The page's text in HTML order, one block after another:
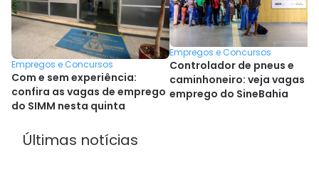
Empregos e Concursos
Com e sem experiência:
confira as vagas de emprego
do SIMM nesta quinta
Empregos e Concursos
Controlador de pneus e
caminhoneiro: veja vagas
emprego do SineBahia
Últimas notícias